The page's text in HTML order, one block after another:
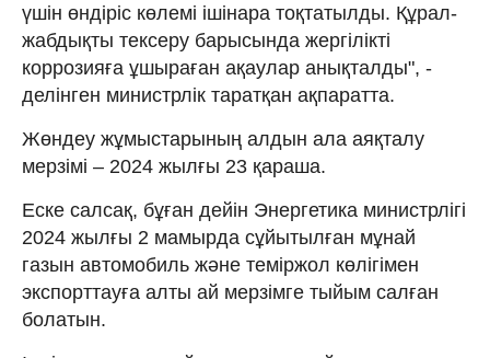
үшін өндіріс көлемі ішінара тоқтатылды. Құрал-
жабдықты тексеру барысында жергілікті
коррозияға ұшыраған ақаулар анықталды", -
делінген министрлік таратқан ақпаратта.
Жөндеу жұмыстарының алдын ала аяқталу
мерзімі – 2024 жылғы 23 қараша.
Еске салсақ, бұған дейін Энергетика министрлігі
2024 жылғы 2 мамырда сұйытылған мұнай
газын автомобиль және теміржол көлігімен
экспорттауға алты ай мерзімге тыйым салған
болатын.